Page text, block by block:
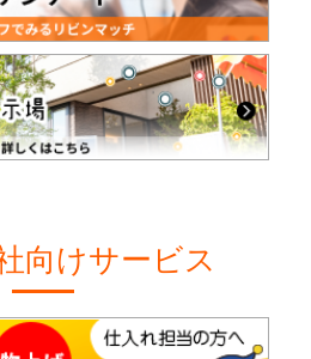
向けサービス